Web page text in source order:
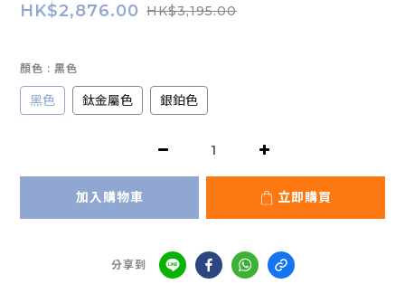
HK$2,876.00 HK$3,195.00
顏色 : 黑色
黑色 鈦金屬色 銀鉑色
加入購物車 立即購買
分享到